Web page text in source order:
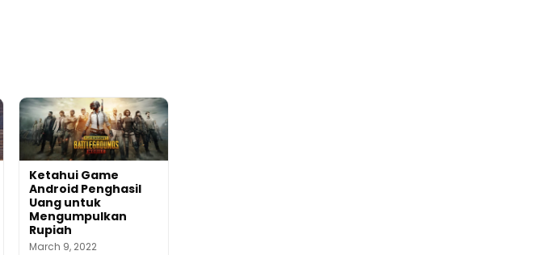
Ketahui Game
Android Penghasil
Uang untuk
Mengumpulkan
Rupiah
March 9, 2022